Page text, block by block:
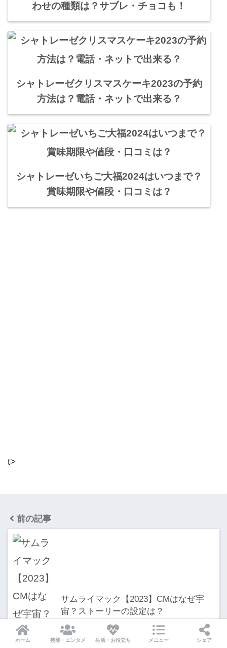
わせの種類は？サブレ・チョコも！
シャトレーゼクリスマスケーキ2023の予約
方法は？電話・ネットで出来る？
シャトレーゼいちご大福2024はいつまで？
賞味期限や値段・口コミは？
t>
前の記事
サムライマック【2023】CMはなぜ宇
宙？ストーリーの設定は？
ホーム 芸能・エンタメ 生活・お役立ち メニュー シェア